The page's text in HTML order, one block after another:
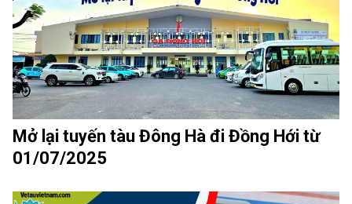
Mở lại tuyến tàu Đông Hà đi Đồng Hới từ
01/07/2025